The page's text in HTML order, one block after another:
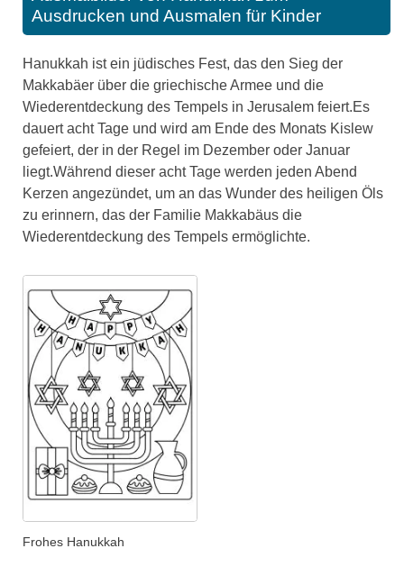
Ausdrucken und Ausmalen für Kinder
Hanukkah ist ein jüdisches Fest, das den Sieg der
Makkabäer über die griechische Armee und die
Wiederentdeckung des Tempels in Jerusalem feiert.Es
dauert acht Tage und wird am Ende des Monats Kislew
gefeiert, der in der Regel im Dezember oder Januar
liegt.Während dieser acht Tage werden jeden Abend
Kerzen angezündet, um an das Wunder des heiligen Öls
zu erinnern, das der Familie Makkabäus die
Wiederentdeckung des Tempels ermöglichte.
Frohes Hanukkah